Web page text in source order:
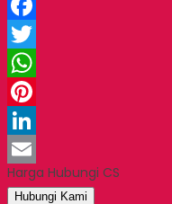
Facebook
Twitter
WhatsApp
Pinterest
LinkedIn
Email
Harga Hubungi CS
Hubungi Kami